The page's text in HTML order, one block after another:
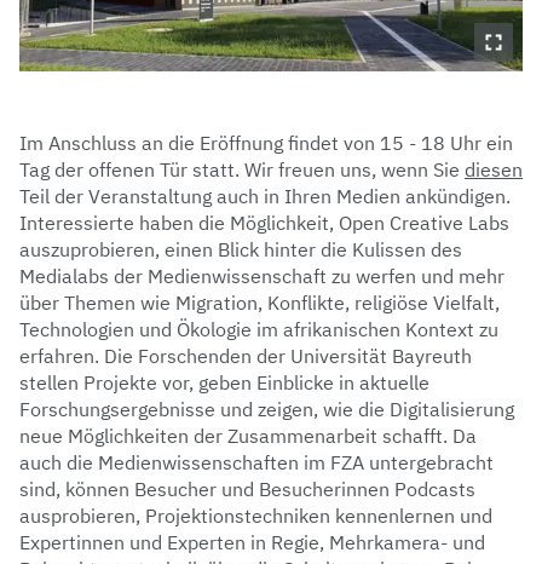
Im Anschluss an die Eröffnung findet von 15 - 18 Uhr ein
Tag der offenen Tür statt. Wir freuen uns, wenn Sie diesen
Teil der Veranstaltung auch in Ihren Medien ankündigen.
Interessierte haben die Möglichkeit, Open Creative Labs
auszuprobieren, einen Blick hinter die Kulissen des
Medialabs der Medienwissenschaft zu werfen und mehr
über Themen wie Migration, Konflikte, religiöse Vielfalt,
Technologien und Ökologie im afrikanischen Kontext zu
erfahren. Die Forschenden der Universität Bayreuth
stellen Projekte vor, geben Einblicke in aktuelle
Forschungsergebnisse und zeigen, wie die Digitalisierung
neue Möglichkeiten der Zusammenarbeit schafft. Da
auch die Medienwissenschaften im FZA untergebracht
sind, können Besucher und Besucherinnen Podcasts
ausprobieren, Projektionstechniken kennenlernen und
Expertinnen und Experten in Regie, Mehrkamera- und